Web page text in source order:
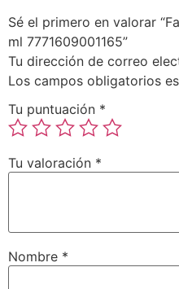
Sé el primero en valorar
ml 7771609001165”
Tu dirección de correo
Los campos obligatorios
Tu puntuación *
Tu valoración *
Nombre *